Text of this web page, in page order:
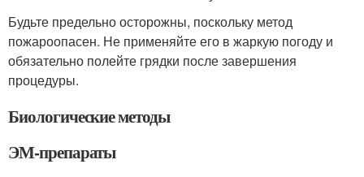
Будьте предельно осторожны, поскольку метод
пожароопасен. Не применяйте его в жаркую погоду и
обязательно полейте грядки после завершения
процедуры.
Биологические методы
ЭМ-препараты